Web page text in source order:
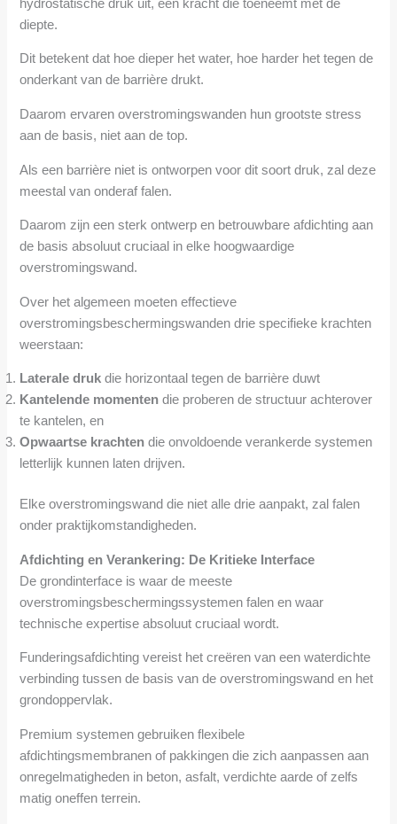
hydrostatische druk uit, een kracht die toeneemt met de
diepte.
Dit betekent dat hoe dieper het water, hoe harder het tegen de
onderkant van de barrière drukt.
Daarom ervaren overstromingswanden hun grootste stress
aan de basis, niet aan de top.
Als een barrière niet is ontworpen voor dit soort druk, zal deze
meestal van onderaf falen.
Daarom zijn een sterk ontwerp en betrouwbare afdichting aan
de basis absoluut cruciaal in elke hoogwaardige
overstromingswand.
Over het algemeen moeten effectieve
overstromingsbeschermingswanden drie specifieke krachten
weerstaan:
Laterale druk die horizontaal tegen de barrière duwt
Kantelende momenten die proberen de structuur achterover
te kantelen, en
Opwaartse krachten die onvoldoende verankerde systemen
letterlijk kunnen laten drijven.
Elke overstromingswand die niet alle drie aanpakt, zal falen
onder praktijkomstandigheden.
Afdichting en Verankering: De Kritieke Interface
De grondinterface is waar de meeste
overstromingsbeschermingssystemen falen en waar
technische expertise absoluut cruciaal wordt.
Funderingsafdichting vereist het creëren van een waterdichte
verbinding tussen de basis van de overstromingswand en het
grondoppervlak.
Premium systemen gebruiken flexibele
afdichtingsmembranen of pakkingen die zich aanpassen aan
onregelmatigheden in beton, asfalt, verdichte aarde of zelfs
matig oneffen terrein.